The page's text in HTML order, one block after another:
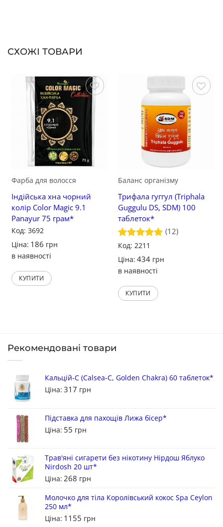
СХОЖІ ТОВАРИ
Зберегти
Фарба для волосся
Індійська хна чорний
колір Color Magic 9.1
Panayur 75 грам*
Код: 3692
Ціна: 186 грн
в наявності
КУПИТИ
Зберегти
Баланс організму
Трифала гуггул (Triphala
Guggulu DS, SDM) 100
таблеток*
Оцінено в
(12)
Код: 2211
Ціна: 434 грн
в наявності
КУПИТИ
Рекомендовані товари
Кальцій-С (Calsea-C, Golden Chakra) 60 таблеток*
Ціна: 317 грн
Підставка для пахощів Лижа бісер*
Ціна: 55 грн
Трав'яні сигарети без нікотину Нірдош Яблуко
Nirdosh 20 шт*
Ціна: 268 грн
Молочко для тіла Королівський кокос Spa Ceylon
250 мл*
Ціна: 1155 грн